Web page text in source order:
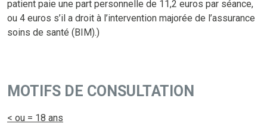
patient paie une part personnelle de 11,2 euros par séance,
ou 4 euros s’il a droit à l’intervention majorée de l’assurance
soins de santé (BIM).)
MOTIFS DE CONSULTATION
< ou = 18 ans